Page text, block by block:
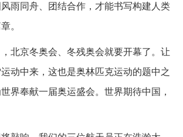
雨同舟、团结合作，才能书写构建人类
。
北京冬奥会、冬残奥会就要开幕了。让
动中来，这也是奥林匹克运动的题中之
界奉献一届奥运盛会。世界期待中国，